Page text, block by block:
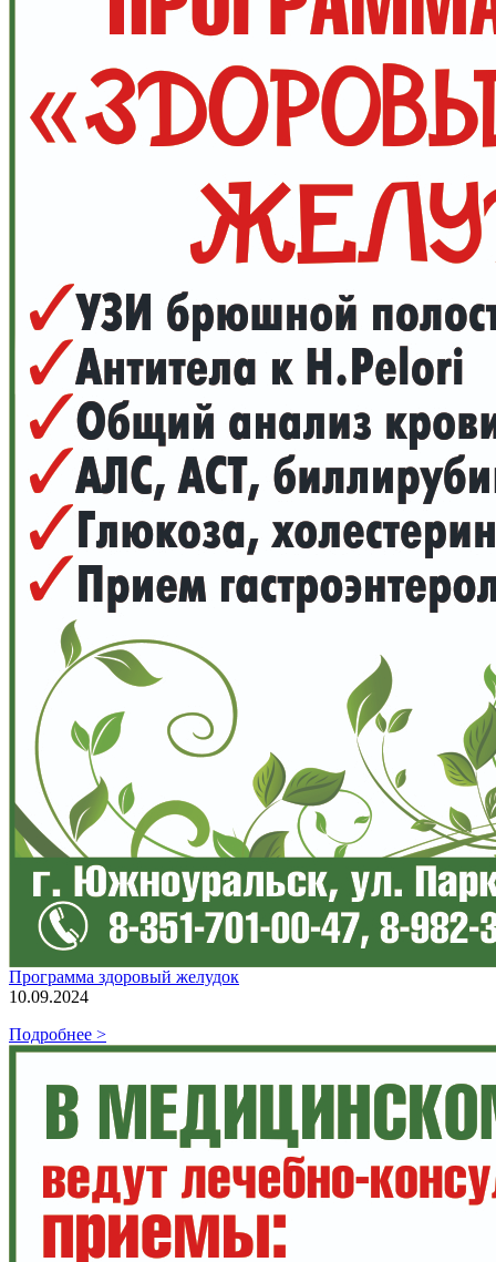
Программа здоровый желудок
10.09.2024
Подробнее >